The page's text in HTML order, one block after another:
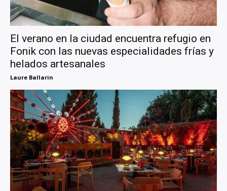
El verano en la ciudad encuentra refugio en
Fonik con las nuevas especialidades frías y
helados artesanales
Laure Ballarin